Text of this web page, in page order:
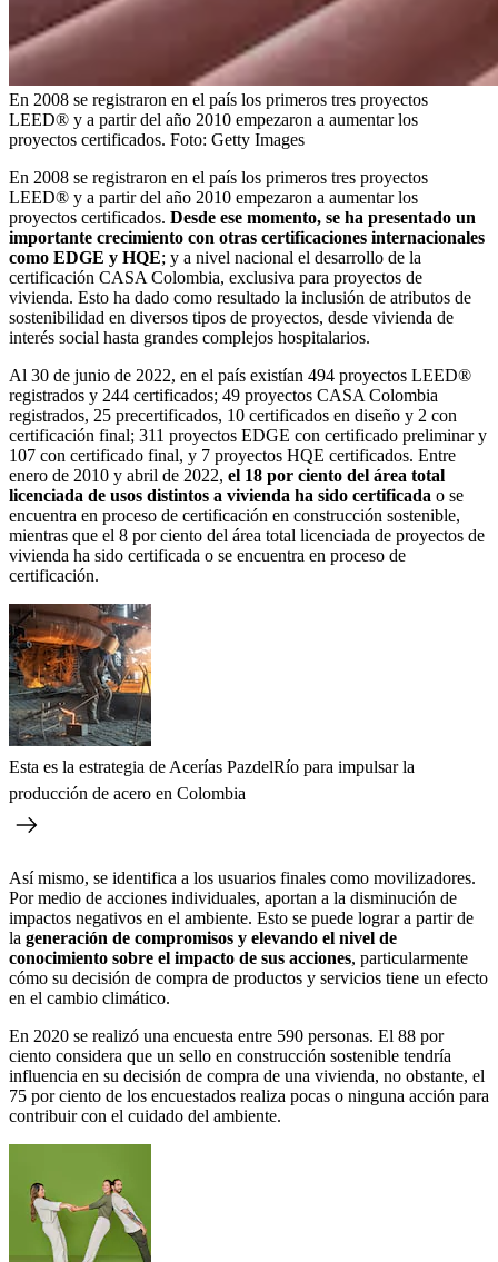
En 2008 se registraron en el país los primeros tres proyectos
LEED® y a partir del año 2010 empezaron a aumentar los
proyectos certificados. Foto: Getty Images
En 2008 se registraron en el país los primeros tres proyectos
LEED® y a partir del año 2010 empezaron a aumentar los
proyectos certificados. Desde ese momento, se ha presentado un
importante crecimiento con otras certificaciones internacionales
como EDGE y HQE; y a nivel nacional el desarrollo de la
certificación CASA Colombia, exclusiva para proyectos de
vivienda. Esto ha dado como resultado la inclusión de atributos de
sostenibilidad en diversos tipos de proyectos, desde vivienda de
interés social hasta grandes complejos hospitalarios.
Al 30 de junio de 2022, en el país existían 494 proyectos LEED®
registrados y 244 certificados; 49 proyectos CASA Colombia
registrados, 25 precertificados, 10 certificados en diseño y 2 con
certificación final; 311 proyectos EDGE con certificado preliminar y
107 con certificado final, y 7 proyectos HQE certificados. Entre
enero de 2010 y abril de 2022, el 18 por ciento del área total
licenciada de usos distintos a vivienda ha sido certificada o se
encuentra en proceso de certificación en construcción sostenible,
mientras que el 8 por ciento del área total licenciada de proyectos de
vivienda ha sido certificada o se encuentra en proceso de
certificación.
Esta es la estrategia de Acerías PazdelRío para impulsar la
producción de acero en Colombia
Así mismo, se identifica a los usuarios finales como movilizadores.
Por medio de acciones individuales, aportan a la disminución de
impactos negativos en el ambiente. Esto se puede lograr a partir de
la generación de compromisos y elevando el nivel de
conocimiento sobre el impacto de sus acciones, particularmente
cómo su decisión de compra de productos y servicios tiene un efecto
en el cambio climático.
En 2020 se realizó una encuesta entre 590 personas. El 88 por
ciento considera que un sello en construcción sostenible tendría
influencia en su decisión de compra de una vivienda, no obstante, el
75 por ciento de los encuestados realiza pocas o ninguna acción para
contribuir con el cuidado del ambiente.